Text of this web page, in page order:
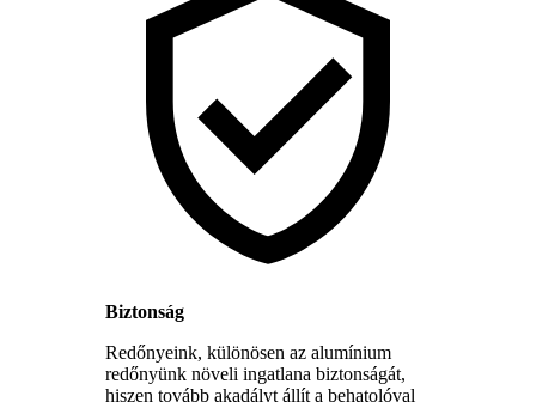
Biztonság
Redőnyeink, különösen az alumínium
redőnyünk növeli ingatlana biztonságát,
hiszen tovább akadályt állít a behatolóval